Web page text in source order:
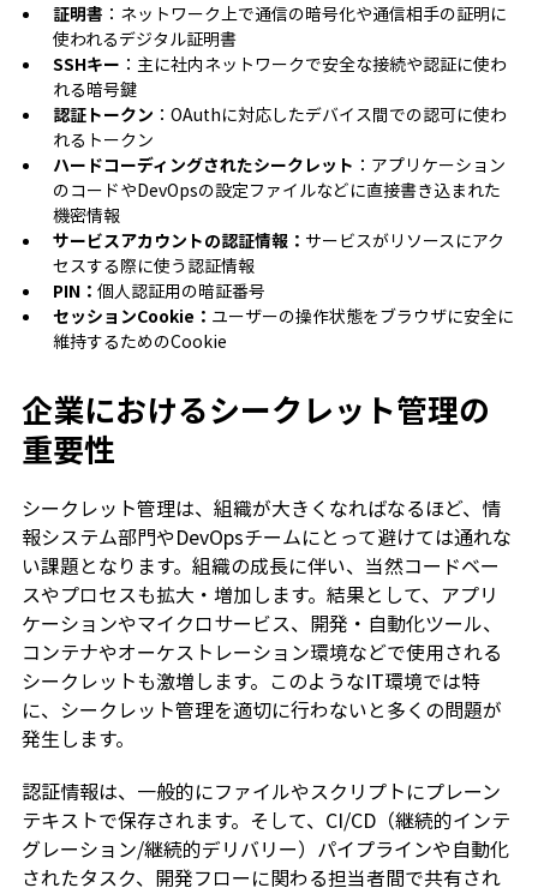
証明書 ：ネットワーク上で通信の暗号化や通信相手の証明に
使われるデジタル証明書
SSHキー ：主に社内ネットワークで安全な接続や認証に使わ
れる暗号鍵
認証トークン ：OAuthに対応したデバイス間での認可に使わ
れるトークン
ハードコーディングされたシークレット ：アプリケーション
のコードやDevOpsの設定ファイルなどに直接書き込まれた
機密情報
サービスアカウントの認証情報： サービスがリソースにアク
セスする際に使う認証情報
PIN： 個人認証用の暗証番号
セッションCookie： ユーザーの操作状態をブラウザに安全に
維持するためのCookie
企業におけるシークレット管理の
重要性
シークレット管理は、組織が大きくなればなるほど、情
報システム部門やDevOpsチームにとって避けては通れな
い課題となります。組織の成長に伴い、当然コードベー
スやプロセスも拡大・増加します。結果として、アプリ
ケーションやマイクロサービス、開発・自動化ツール、
コンテナやオーケストレーション環境などで使用される
シークレットも激増します。このようなIT環境では特
に、シークレット管理を適切に行わないと多くの問題が
発生します。
認証情報は、一般的にファイルやスクリプトにプレーン
テキストで保存されます。そして、CI/CD（継続的インテ
グレーション/継続的デリバリー）パイプラインや自動化
されたタスク、開発フローに関わる担当者間で共有され